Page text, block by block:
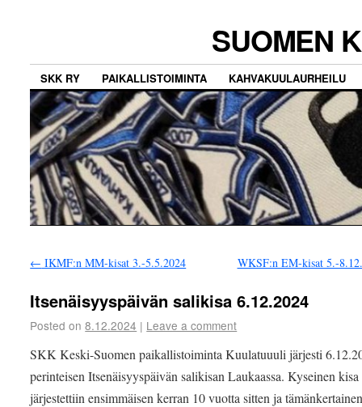
SUOMEN
SKK RY PAIKALLISTOIMINTA KAHVAKUULAURHEILU
← IKMF:n MM-kisat 3.-5.5.2024 WKSF:n EM-kisat 5.-
Itsenäisyyspäivän salikisa 6.12.2024
Posted on 8.12.2024 | Leave a comment
SKK Keski-Suomen paikallistoiminta Kuulatuuuli järjesti
perinteisen Itsenäisyyspäivän salikisan Laukaassa. Kyseinen kisa
järjestettiin ensimmäisen kerran 10 vuotta sitten ja